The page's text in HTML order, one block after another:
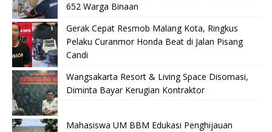
652 Warga Binaan
Gerak Cepat Resmob Malang Kota, Ringkus
Pelaku Curanmor Honda Beat di Jalan Pisang
Candi
Wangsakarta Resort & Living Space Disomasi,
Diminta Bayar Kerugian Kontraktor
Mahasiswa UM BBM Edukasi Penghijauan